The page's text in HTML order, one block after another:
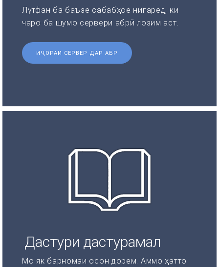
Лутфан ба баъзе сабабҳое нигаред, ки
чаро ба шумо сервери абрӣ лозим аст.
ИҶОРАИ СЕРВЕР ДАР АБР
Дастури дастурамал
Мо як барномаи осон дорем. Аммо ҳатто